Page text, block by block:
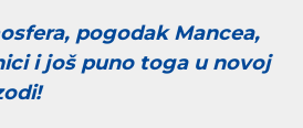
pogodak Mancea,
i još puno toga u novoj